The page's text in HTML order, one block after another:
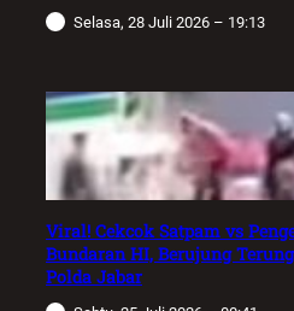
Selasa, 28 Juli 2026 – 19:13
Viral! Cekcok Satpam vs
Bundaran HI, Berujung
Polda Jabar